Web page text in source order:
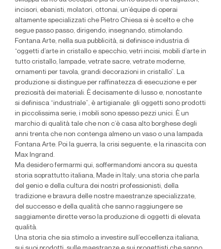
incisori, ebanisti, molatori, ottonai, un’équipe di operai
altamente specializzati che Pietro Chiesa si è scelto e che
segue passo passo, dirigendo, insegnando, stimolando.
Fontana Arte, nella sua pubblicità, si definisce industria di
“oggetti d’arte in cristallo e specchio, vetri incisi, mobili d’arte in
tutto cristallo, lampade, vetrate sacre, vetrate moderne,
ornamenti per tavola, grandi decorazioni in cristallo”. La
produzione si distingue per raffinatezza di esecuzione e per
preziosità dei materiali. È decisamente di lusso e, nonostante
si definisca “industriale”, è artigianale: gli oggetti sono prodotti
in piccolissima serie, i mobili sono spesso pezzi unici. È un
marchio di qualità tale che non c’è casa alto borghese degli
anni trenta che non contenga almeno un vaso o una lampada
Fontana Arte. Poi la guerra, la crisi seguente, e la rinascita con
Max Ingrand.
Ma desidero fermarmi qui, soffermandomi ancora su questa
storia soprattutto italiana, Made in Italy; una storia che parla
del genio e della cultura dei nostri professionisti, della
tradizione e bravura delle nostre maestranze specializzate,
del successo e della qualità che sanno raggiungere se
saggiamente dirette verso la produzione di oggetti di elevata
qualità.
Una storia che sia stimolo a investire sull’eccellenza italiana,